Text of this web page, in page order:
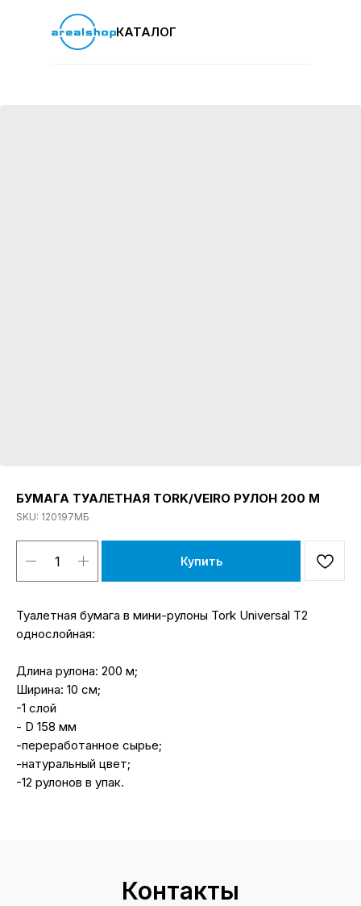
КАТАЛОГ
БУМАГА ТУАЛЕТНАЯ TORK/VEIRO РУЛОН 200 М
SKU: 120197МБ
Купить
Туалетная бумага в мини-рулоны Tork Universal T2
однослойная:
Длина рулона: 200 м;
Ширина: 10 см;
-1 слой
- D 158 мм
-переработанное сырье;
-натуральный цвет;
-12 рулонов в упак.
Контакты